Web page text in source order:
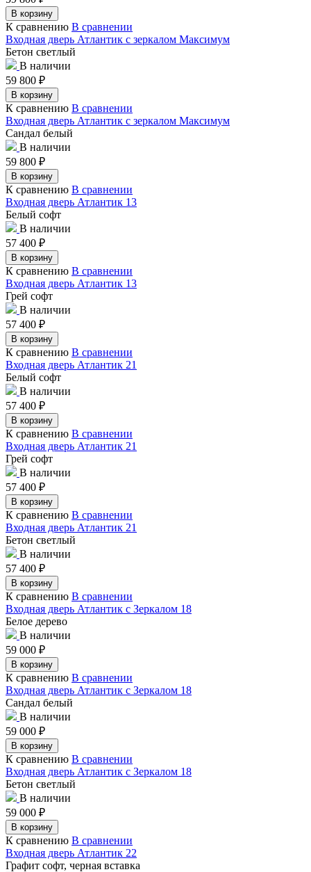
В корзину
К сравнению В сравнении
Входная дверь Атлантик с зеркалом Максимум
Бетон светлый
В наличии
59 800 ₽
В корзину
К сравнению В сравнении
Входная дверь Атлантик с зеркалом Максимум
Сандал белый
В наличии
59 800 ₽
В корзину
К сравнению В сравнении
Входная дверь Атлантик 13
Белый софт
В наличии
57 400 ₽
В корзину
К сравнению В сравнении
Входная дверь Атлантик 13
Грей софт
В наличии
57 400 ₽
В корзину
К сравнению В сравнении
Входная дверь Атлантик 21
Белый софт
В наличии
57 400 ₽
В корзину
К сравнению В сравнении
Входная дверь Атлантик 21
Грей софт
В наличии
57 400 ₽
В корзину
К сравнению В сравнении
Входная дверь Атлантик 21
Бетон светлый
В наличии
57 400 ₽
В корзину
К сравнению В сравнении
Входная дверь Атлантик с Зеркалом 18
Белое дерево
В наличии
59 000 ₽
В корзину
К сравнению В сравнении
Входная дверь Атлантик с Зеркалом 18
Сандал белый
В наличии
59 000 ₽
В корзину
К сравнению В сравнении
Входная дверь Атлантик с Зеркалом 18
Бетон светлый
В наличии
59 000 ₽
В корзину
К сравнению В сравнении
Входная дверь Атлантик 22
Графит софт, черная вставка